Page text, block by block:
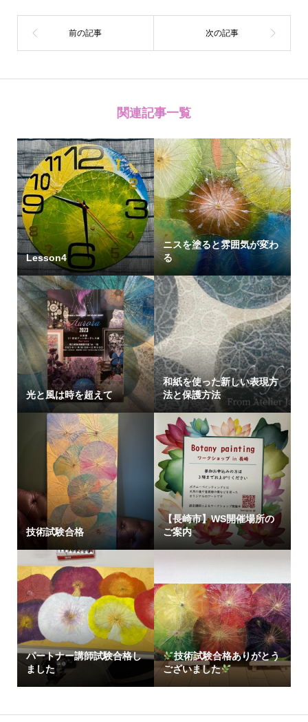
関連記事一覧
Lesson4
ニスを塗ると雰囲気が変わ
る
光と風は時を超えて
和紙を使った新しい表現方
法と保護方法
技術試験合格
【長崎市】WS開催場所の
ご案内
パートナー講師試験合格し
ました
技術試験合格ありがとう
ございました